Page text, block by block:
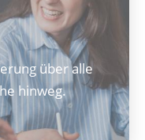
über alle
hinweg.